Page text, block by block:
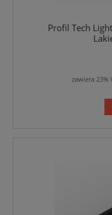
Profil Tech
zawiera 23%